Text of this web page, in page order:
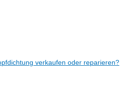
verkaufen oder reparieren?